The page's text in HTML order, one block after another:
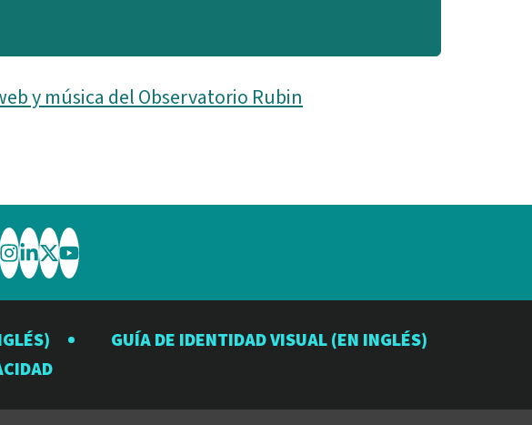
y música del Observatorio Rubin
Visite
el
Observatorio
Rubin
Visite
el
Observatorio
Rubin
Visite
el
Observatorio
Rubin
Visite
el
Observatorio
GUÍA DE IDENTIDAD VISUAL (EN INGLÉS)